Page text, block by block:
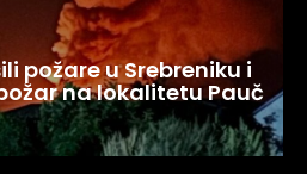
požare u Srebreniku i
na lokalitetu Pauč